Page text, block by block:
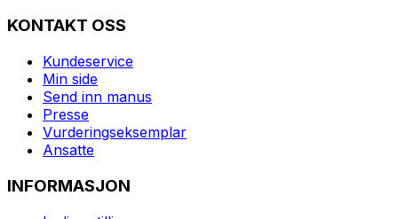
KONTAKT OSS
Kundeservice
Min side
Send inn manus
Presse
Vurderingseksemplar
Ansatte
INFORMASJON